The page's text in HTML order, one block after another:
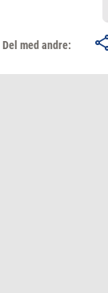
Del med andre: